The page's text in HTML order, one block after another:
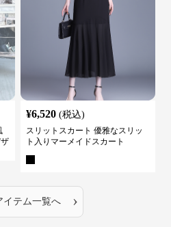
¥6,520 (税込)
スリットスカート 優雅なスリッ
ト入りマーメイドスカート
イテム一覧へ ›